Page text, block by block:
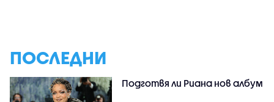
ПОСЛЕДНИ
Подготвя ли Риана нов албум